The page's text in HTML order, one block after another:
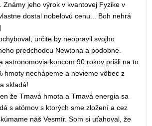
Známy jeho výrok v kvantovej Fyzike v
dostal nobelovú cenu... Boh nehrá
určite by neopravil svojho
predchodcu Newtona a podobne.
astronomovia koncom 90 rokov prišli na to
hmoty nechápeme a nevieme vôbec z
skladá!
že Tmavá hmota a Tmavá energia sa
s atómov s ktorých sme zložení a cez
náš Vesmír. Som si uťahoval, že